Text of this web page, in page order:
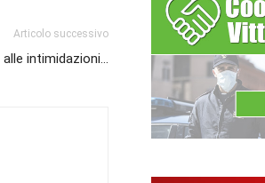
Articolo successivo
alle intimidazioni…